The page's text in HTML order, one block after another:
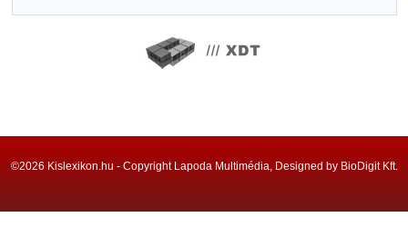
©2026 Kislexikon.hu - Copyright Lapoda Multimédia, Designed by BioDigit Kft.